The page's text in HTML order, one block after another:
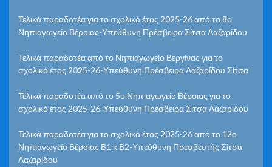
Τελικά παραδοτέα για το σχολικό έτος 2025-26 από το 8ο
Νηπιαγωγείο Βέροιας-Υπεύθυνη Πρέσβειρα Σίτσα Λαζαρίδου
Τελικά παραδοτέα από το Νηπιαγωγείο Βεργίνας για το
σχολικό έτος 2025-26-Υπεύθυνη Πρέσβειρα Λαζαρίδου Σίτσα
Τελικά παραδοτέα από το 5ο Νηπιαγωγείο Βέροιας για το
σχολικό έτος 2025-26-Υπεύθυνη Πρέσβειρα Σίτσα Λαζαρίδου
Τελικά παραδοτέα για το σχολικό έτος 2025-26 από το 12ο
Νηπιαγωγείο Βέροιας Β1 κ Β2-Υπεύθυνη Πρεσβευτής Σίτσα
Λαζαρίδου